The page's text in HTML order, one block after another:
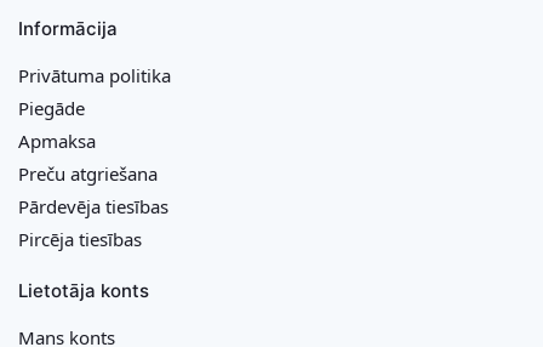
Informācija
Privātuma politika
Piegāde
Apmaksa
Preču atgriešana
Pārdevēja tiesības
Pircēja tiesības
Lietotāja konts
Mans konts